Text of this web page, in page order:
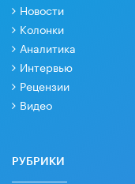
Новости
Колонки
Аналитика
Интервью
Рецензии
Видео
РУБРИКИ